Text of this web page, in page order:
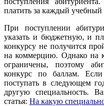
платить за каждый учебный
При поступлении
указать и бюджетную, и
конкурсу не получится
на коммерцию. Однако на
ограничены, поэтому
конкурс по баллам.
поступать в следующем
другую специальность.
статья: На какую